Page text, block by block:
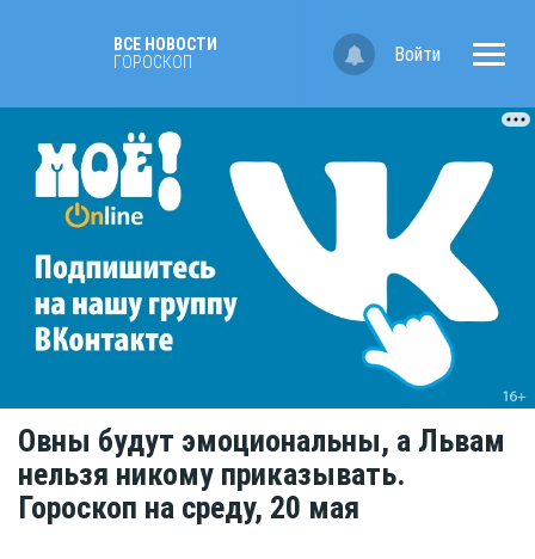
ВСЕ НОВОСТИ
ГОРОСКОП
Войти
Овны будут эмоциональны, а Львам
нельзя никому приказывать.
Гороскоп на среду, 20 мая